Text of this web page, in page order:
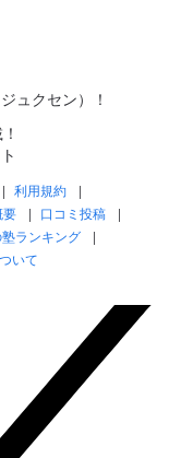
ュクセン）！
利用規約
要
口コミ投稿
ランキング
いて